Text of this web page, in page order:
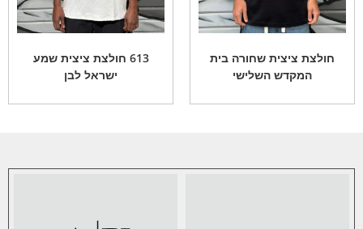
חולצת ציצית שחורה בית
המקדש השלישי
613 חולצת ציצית שמע
ישראל לבן